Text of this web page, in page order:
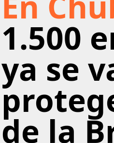
1.500
ya se
de la